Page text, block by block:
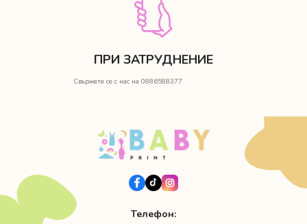
ПРИ ЗАТРУДНЕНИЕ
Свържете се с нас на 0886588377
Телефон: